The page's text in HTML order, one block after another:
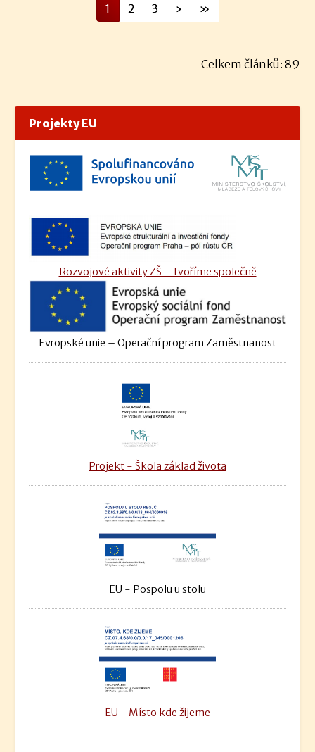
1 2 3 › »
Celkem článků: 89
Projekty EU
Rozvojové aktivity ZŠ - Tvoříme společně
Evropské unie – Operační program Zaměstnanost
Projekt - Škola základ života
EU - Pospolu u stolu
EU - Místo kde žijeme